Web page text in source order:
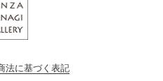
法に基づく表記